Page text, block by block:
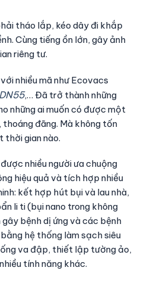
tháo lắp, kéo dây đi khắp
Cùng tiếng ồn lớn, gây ảnh
riêng tư.
nhiều mã như Ecovacs
,… Đã trở thành những
những ai muốn có được một
thoáng đãng. Mà không tốn
gian nào.
nhiều người ưa chuộng
hiệu quả và tích hợp nhiều
kết hợp hút bụi và lau nhà,
li ti (bụi nano trong không
bệnh dị ứng và các bệnh
hệ thống làm sạch siêu
va đập, thiết lập tường ảo,
tính năng khác.